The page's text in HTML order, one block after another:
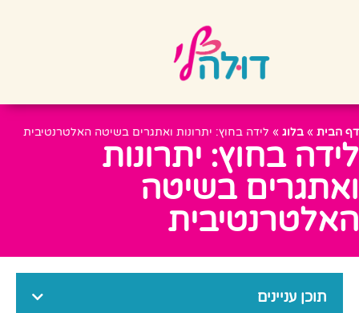
דף הבית » בלוג » לידה בחוץ: יתרונות ואתגרים בשיטה האלטרנטיבית
לידה בחוץ: יתרונות
ואתגרים בשיטה
האלטרנטיבית
תוכן עניינים